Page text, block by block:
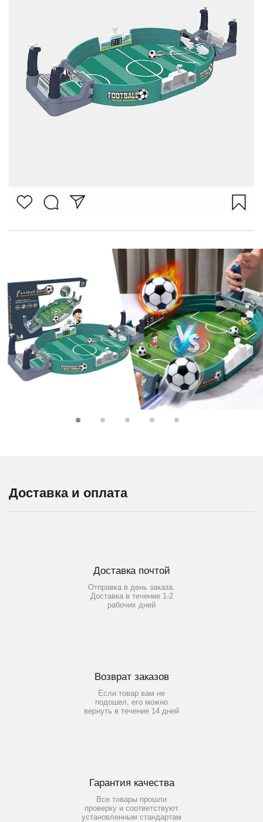
Доставка и оплата
Доставка почтой
Отправка в день заказа.
Доставка в течение 1-2
рабочих дней
Возврат заказов
Если товар вам не
подошел, его можно
вернуть в течение 14 дней
Гарантия качества
Все товары прошли
проверку и соответствуют
установленным стандартам